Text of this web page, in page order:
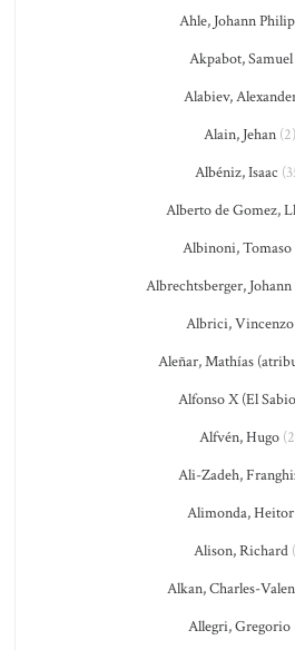
Ahle, Johann
Akpabot, Samuel
Alabiev,
Alain, Jehan(2)
Albéniz, Isaac
Alberto de Gomez,
Albinoni, Tomaso
Albrechtsberger,
Albrici, Vincenzo
Aleñar, Mathías
Alfonso X (El
Alfvén, Hugo
Ali-Zadeh,
Alimonda, Heitor
Alison, Richard
Alkan, Charles-
Allegri, Gregorio